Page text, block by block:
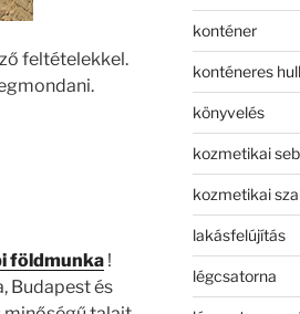
feltételekkel.
földmunka !
Budapest és
konténer
konténeres
könyvelés
kozmetikai
kozmetikai
lakásfelújítás
légcsatorna